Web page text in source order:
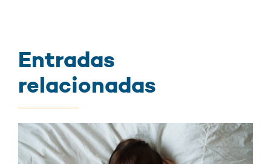
Entradas
relacionadas